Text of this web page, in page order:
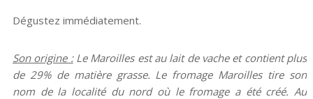
Dégustez immédiatement.
Son origine :Le Maroilles est au lait de vache et contient plus
de 29% de matière grasse. Le fromage Maroilles tire son
nom de la localité du nord où le fromage a été créé. Au